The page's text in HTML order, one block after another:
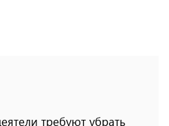
требуют убрать